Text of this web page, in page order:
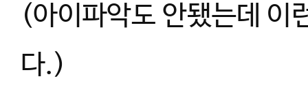
(아이파악도 안됐는데 이
다.)